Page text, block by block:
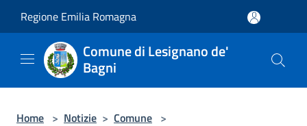
Regione Emilia Romagna
Comune di Lesignano de'
Bagni
Home > Notizie > Comune >